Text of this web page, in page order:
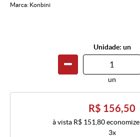
Marca: Konbini
Unidade: un
un
R$ 156,50
à vista R$ 151,80economize
3x